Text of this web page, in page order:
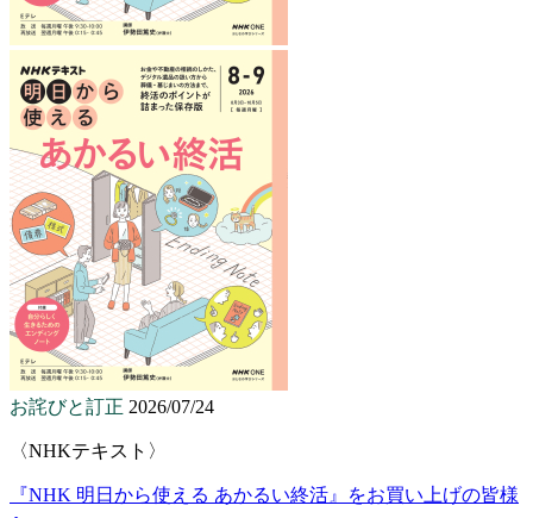
お詫びと訂正 2026/07/24
〈NHKテキスト〉
『NHK 明日から使える あかるい終活』をお買い上げの皆様